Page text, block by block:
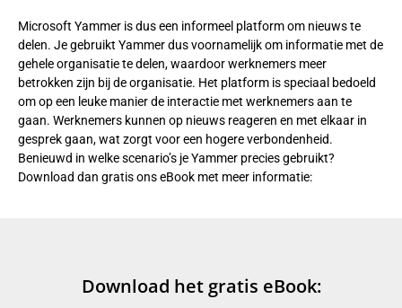
Microsoft Yammer is dus een informeel platform om nieuws te
delen. Je gebruikt Yammer dus voornamelijk om informatie met de
gehele organisatie te delen, waardoor werknemers meer
betrokken zijn bij de organisatie. Het platform is speciaal bedoeld
om op een leuke manier de interactie met werknemers aan te
gaan. Werknemers kunnen op nieuws reageren en met elkaar in
gesprek gaan, wat zorgt voor een hogere verbondenheid.
Benieuwd in welke scenario’s je Yammer precies gebruikt?
Download dan gratis ons eBook met meer informatie:
Download het gratis eBook: